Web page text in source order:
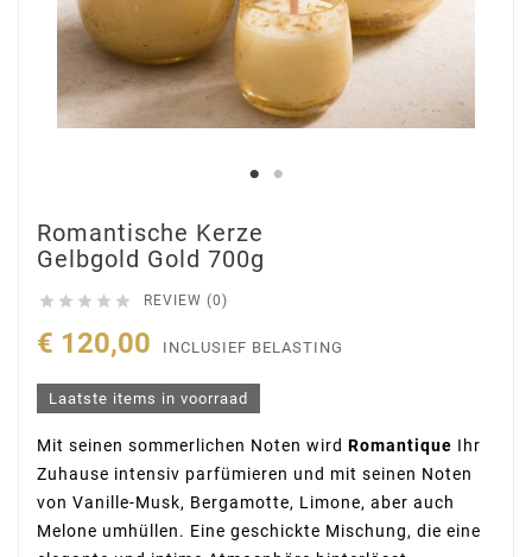
Romantische Kerze
Gelbgold Gold 700g
     REVIEW (0)
€ 120,00 INCLUSIEF BELASTING
Laatste items in voorraad
Mit seinen sommerlichen Noten wird Romantique Ihr
Zuhause intensiv parfümieren und mit seinen Noten
von Vanille-Musk, Bergamotte, Limone, aber auch
Melone umhüllen. Eine geschickte Mischung, die eine